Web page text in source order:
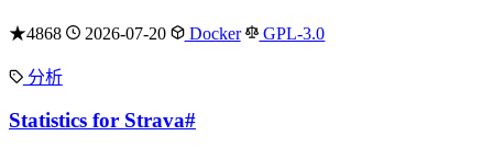
★4868 2026-07-20 Docker GPL-3.0
分析
Statistics for Strava#